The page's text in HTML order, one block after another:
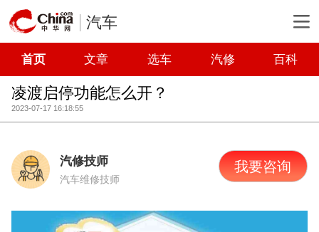
汽车
首页 文章 选车 汽修 百科
凌渡启停功能怎么开？
2023-07-17 16:18:55
汽修技师
汽车维修技师
我要咨询